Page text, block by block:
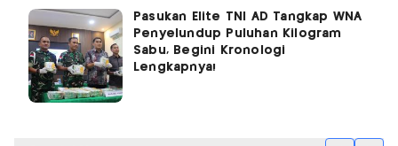
Pasukan Elite TNI AD Tangkap WNA
Penyelundup Puluhan Kilogram
Sabu, Begini Kronologi
Lengkapnya!